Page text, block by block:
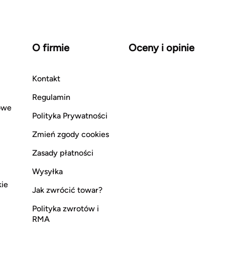
O firmie
Kontakt
Regulamin
Polityka Prywatności
Zmień zgody cookies
Zasady płatności
Wysyłka
Jak zwrócić towar?
Polityka zwrotów i
RMA
Oceny i opinie